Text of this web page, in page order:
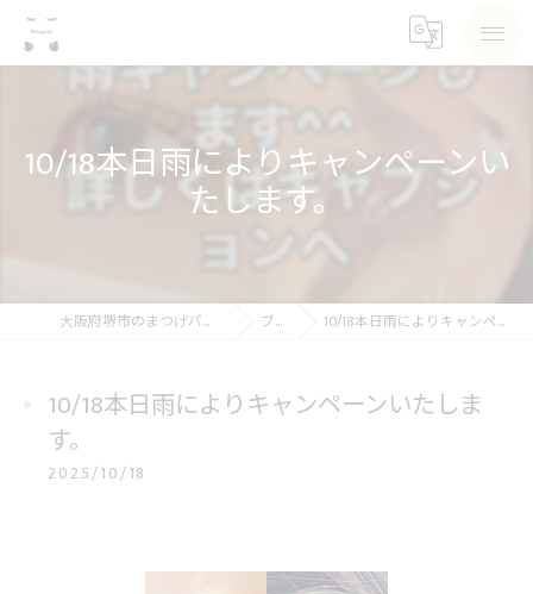
10/18本日雨によりキャンペーンい
たします。
大阪府堺市のまつげパーマならSea pear ブログ 10/18本日雨によりキャンペーンいたします。
10/18本日雨によりキャンペーンいたしま
す。
2025/10/18